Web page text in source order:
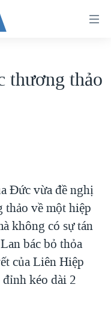
QUÁ KHỨ VÀ HIỆN
thương thảo
Đức vừa đề nghị
thảo về một hiệp
không có sự tán
bác bỏ thỏa
của Liên Hiệp
kéo dài 2